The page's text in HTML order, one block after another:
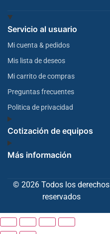
Servicio al usuario
Mi cuenta & pedidos
Mis lista de deseos
Mi carrito de compras
Preguntas frecuentes
Politica de privacidad
Cotización de equipos
Más información
© 2026 Todos los derechos
reservados